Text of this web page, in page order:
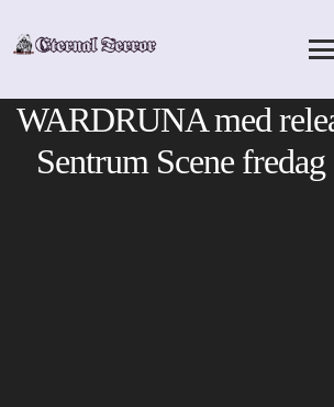
WARDRUNA med
Sentrum Scene